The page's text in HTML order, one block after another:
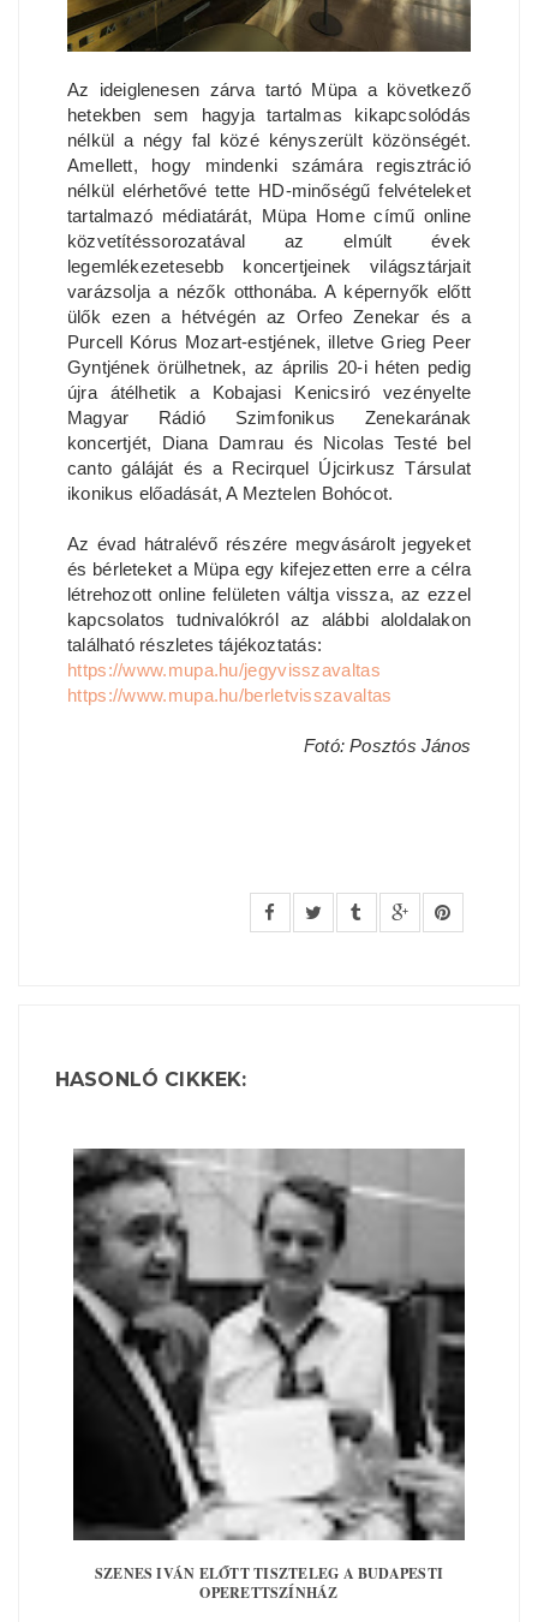
Az ideiglenesen zárva tartó Müpa a következő
hetekben sem hagyja tartalmas kikapcsolódás
nélkül a négy fal közé kényszerült közönségét.
Amellett, hogy mindenki számára regisztráció
nélkül elérhetővé tette HD-minőségű felvételeket
tartalmazó médiatárát, Müpa Home című online
közvetítéssorozatával az elmúlt évek
legemlékezetesebb koncertjeinek világsztárjait
varázsolja a nézők otthonába. A képernyők előtt
ülők ezen a hétvégén az Orfeo Zenekar és a
Purcell Kórus Mozart-estjének, illetve Grieg Peer
Gyntjének örülhetnek, az április 20-i héten pedig
újra átélhetik a Kobajasi Kenicsiró vezényelte
Magyar Rádió Szimfonikus Zenekarának
koncertjét, Diana Damrau és Nicolas Testé bel
canto gáláját és a Recirquel Újcirkusz Társulat
ikonikus előadását, A Meztelen Bohócot.
Az évad hátralévő részére megvásárolt jegyeket
és bérleteket a Müpa egy kifejezetten erre a célra
létrehozott online felületen váltja vissza, az ezzel
kapcsolatos tudnivalókról az alábbi aloldalakon
található részletes tájékoztatás:
https://www.mupa.hu/jegyvisszavaltas
https://www.mupa.hu/berletvisszavaltas
Fotó: Posztós János
HASONLÓ CIKKEK:
SZENES IVÁN ELŐTT TISZTELEG A BUDAPESTI
OPERETTSZÍNHÁZ